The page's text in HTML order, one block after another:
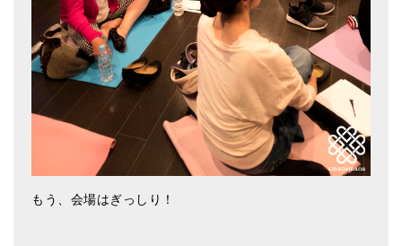
もう、会場はぎっしり！